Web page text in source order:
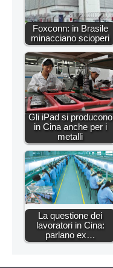
Foxconn: in Brasile
minacciano scioperi
Gli iPad si producono
in Cina anche per i
metalli
La questione dei
lavoratori in Cina:
parlano ex…